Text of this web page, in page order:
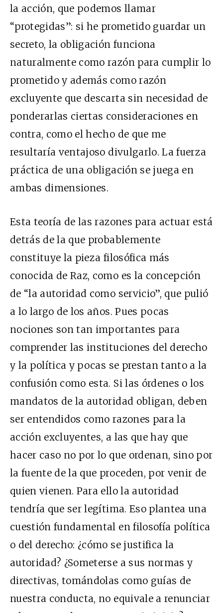
la acción, que podemos llamar
“protegidas”: si he prometido guardar un
secreto, la obligación funciona
naturalmente como razón para cumplir lo
prometido y además como razón
excluyente que descarta sin necesidad de
ponderarlas ciertas consideraciones en
contra, como el hecho de que me
resultaría ventajoso divulgarlo. La fuerza
práctica de una obligación se juega en
ambas dimensiones.
Esta teoría de las razones para actuar está
detrás de la que probablemente
constituye la pieza filosófica más
conocida de Raz, como es la concepción
de “la autoridad como servicio”, que pulió
a lo largo de los años. Pues pocas
nociones son tan importantes para
comprender las instituciones del derecho
y la política y pocas se prestan tanto a la
confusión como esta. Si las órdenes o los
mandatos de la autoridad obligan, deben
ser entendidos como razones para la
acción excluyentes, a las que hay que
hacer caso no por lo que ordenan, sino por
la fuente de la que proceden, por venir de
quien vienen. Para ello la autoridad
tendría que ser legítima. Eso plantea una
cuestión fundamental en filosofía política
o del derecho: ¿cómo se justifica la
autoridad? ¿Someterse a sus normas y
directivas, tomándolas como guías de
nuestra conducta, no equivale a renunciar